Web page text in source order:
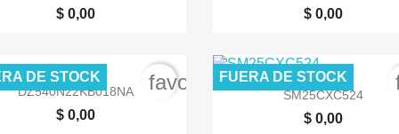
$ 0,00 $ 0,00
 Vista rápida
DZ540N22KB018NA
$ 0,00
DE STOCK favorite_border
 Vista rápida
SM25CXC524
$ 0,00
FUERA DE STOCK